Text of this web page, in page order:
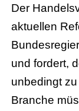
Der
aktuellen
und fordert,
unbedingt
Branche